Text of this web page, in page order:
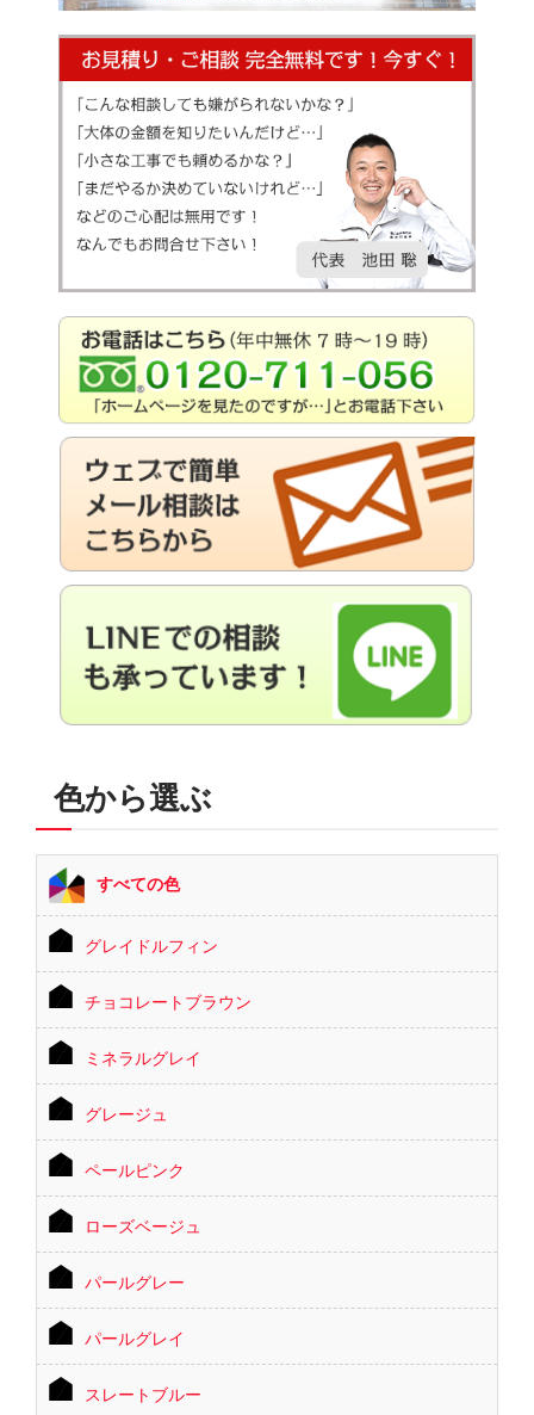
色から選ぶ
すべての色
グレイドルフィン
チョコレートブラウン
ミネラルグレイ
グレージュ
ペールピンク
ローズベージュ
パールグレー
パールグレイ
スレートブルー